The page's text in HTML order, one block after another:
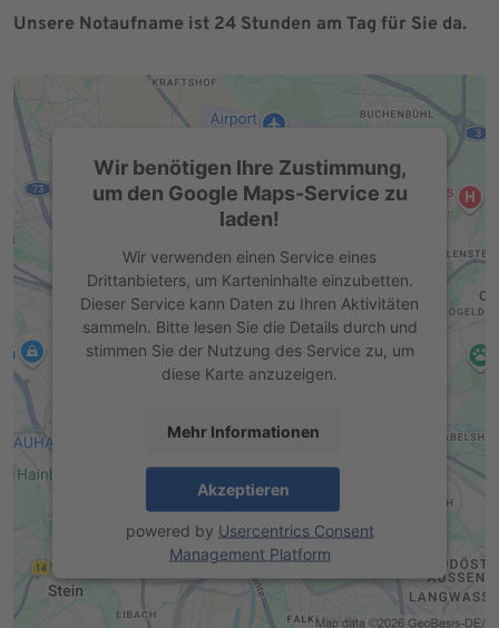
Unsere Notaufname ist 24 Stunden am Tag für Sie da.
Wir benötigen Ihre Zustimmung,
um den Google Maps-Service zu
laden!
Wir verwenden einen Service eines
Drittanbieters, um Karteninhalte einzubetten.
Dieser Service kann Daten zu Ihren Aktivitäten
sammeln. Bitte lesen Sie die Details durch und
stimmen Sie der Nutzung des Service zu, um
diese Karte anzuzeigen.
Mehr Informationen
Akzeptieren
powered by Usercentrics Consent
Management Platform